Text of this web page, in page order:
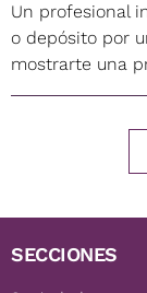
Un profesional
o depósito por
mostrarte una
SECCIONES